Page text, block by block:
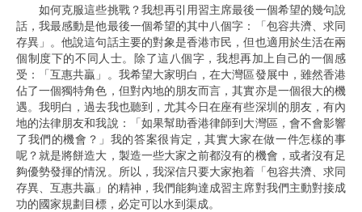
如何克服這些挑戰？我想再引用習主席最後一個希望的幾句說
話，我最感動是他最後一個希望的其中八個字：「包容共濟、求同
存異」。他說這句話主要的對象是香港市民，但也適用於生活在兩
個制度下的不同人士。除了這八個字，我想再加上自己的一個感
受：「互惠共贏」。我希望大家明白，在大灣區發展中，雖然香港
佔了一個獨特角色，但對內地的朋友而言，其實亦是一個很大的機
遇。我明白，過去我也聽到，尤其今日在座有些深圳的朋友，有內
地的法律朋友和我說：「如果幫助香港律師到大灣區，會不會影響
了我們的機會？」我的答案很肯定，其實大家在做一件怎樣的事
呢？就是將餅造大，製造一些大家之前都沒有的機會，或者沒有足
夠優勢發揮的情況。所以，我深信只要大家抱着「包容共濟、求同
存異、互惠共贏」的精神，我們能夠達成習主席對我們主動對接成
功的國家規劃目標，必定可以水到渠成。